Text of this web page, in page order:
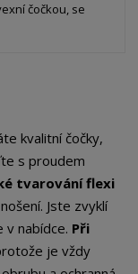
čočkou, se
kvalitní čočky,
s proudem
tvarování flexi
Jste zvyklí
v nabídce. Při
je vždy